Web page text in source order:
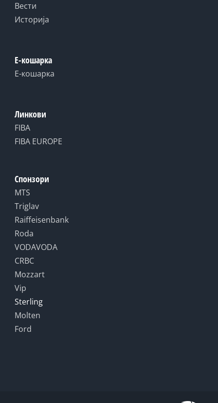
Вести
Историја
Е-кошарка
Е-кошарка
Линкови
FIBA
FIBA EUROPE
Спонзори
MTS
Triglav
Raiffeisenbank
Roda
VODAVODA
CRBC
Mozzart
Vip
Sterling
Molten
Ford